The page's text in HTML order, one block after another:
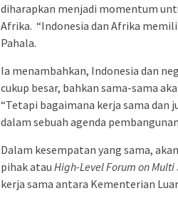
diharapkan menjadi momentum
Afrika. “Indonesia dan Afrika
Pahala.
Ia menambahkan, Indonesia dan
cukup besar, bahkan sama-sama
“Tetapi bagaimana kerja sama dan
dalam sebuah agenda
Dalam kesempatan yang sama,
pihak atau High-Level Forum on
kerja sama antara Kementerian